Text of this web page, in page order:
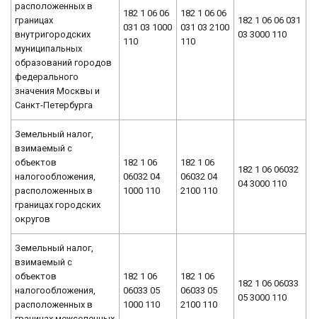
расположенных в
границах
внутригородских
муниципальных
образований городов
федерального
значения Москвы и
Санкт-Петербурга
182 1 06 06
031 03 1000
110
182 1 06 06
031 03 2100
110
182 1 06 06 031
03 3000 110
Земельный налог,
взимаемый с
объектов
налогообложения,
расположенных в
границах городских
округов
182 1 06
06032 04
1000 110
182 1 06
06032 04
2100 110
182 1 06 06032
04 3000 110
Земельный налог,
взимаемый с
объектов
налогообложения,
расположенных в
182 1 06
06033 05
1000 110
182 1 06
06033 05
2100 110
182 1 06 06033
05 3000 110